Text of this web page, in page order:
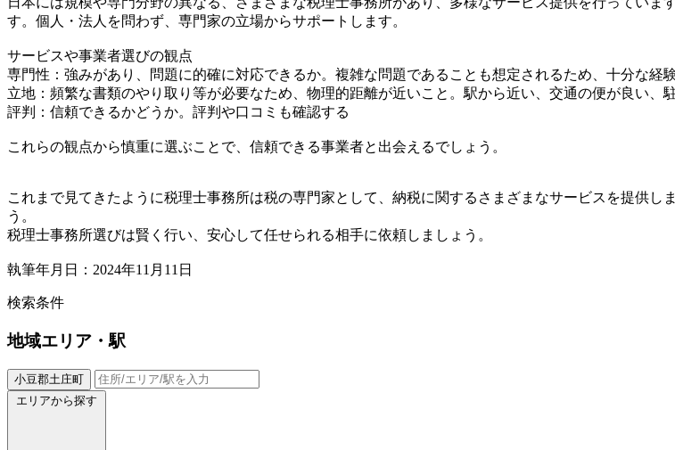
す。個人・法人を問わず、専門家の立場からサポートします。
サービスや事業者選びの観点
専門性：強みがあり、問題に的確に対応できるか。複雑な問題であることも想定されるため、十分な経
立地：頻繁な書類のやり取り等が必要なため、物理的距離が近いこと。駅から近い、交通の便が良い、
評判：信頼できるかどうか。評判や口コミも確認する
これらの観点から慎重に選ぶことで、信頼できる事業者と出会えるでしょう。
これまで見てきたように税理士事務所は税の専門家として、納税に関するさまざまなサービスを提供
う。
税理士事務所選びは賢く行い、安心して任せられる相手に依頼しましょう。
執筆年月日：2024年11月11日
検索条件
地域エリア・駅
小豆郡土庄町
エリアから探す